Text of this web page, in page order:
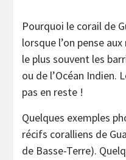
Pourquoi le corail de
lorsque l’on pense
le plus souvent les
ou de l’Océan Indien.
pas en reste !
Quelques exemples
récifs coralliens de
de Basse-Terre).